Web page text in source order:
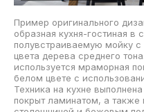
Пример оригинального
образная кухня-гостиная в
полувстраиваемую мойку
цвета дерева среднего
используется мраморная
белом цвете с
Техника на кухне
покрыт ламинатом, а также